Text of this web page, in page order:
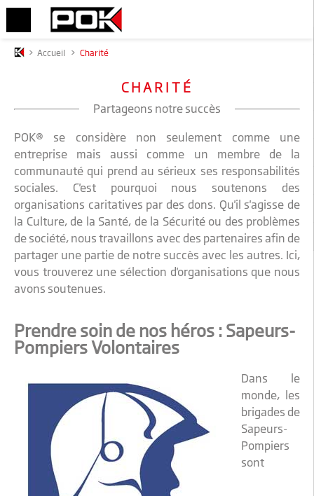
> Accueil > Charité
CHARITÉ
Partageons notre succès
POK® se considère non seulement comme une
entreprise mais aussi comme un membre de la
communauté qui prend au sérieux ses responsabilités
sociales. C'est pourquoi nous soutenons des
organisations caritatives par des dons. Qu'il s'agisse de
la Culture, de la Santé, de la Sécurité ou des problèmes
de société, nous travaillons avec des partenaires afin de
partager une partie de notre succès avec les autres. Ici,
vous trouverez une sélection d'organisations que nous
avons soutenues.
Prendre soin de nos héros : Sapeurs-
Pompiers Volontaires
Dans le
monde, les
brigades de
Sapeurs-
Pompiers
sont